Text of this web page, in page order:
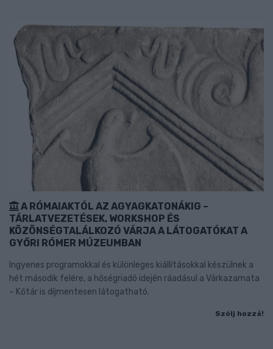
A RÓMAIAKTÓL AZ AGYAGKATONÁKIG –
TÁRLATVEZETÉSEK, WORKSHOP ÉS
KÖZÖNSÉGTALÁLKOZÓ VÁRJA A LÁTOGATÓKAT A
GYŐRI RÓMER MÚZEUMBAN
Ingyenes programokkal és különleges kiállításokkal készülnek a
hét második felére, a hőségriadó idején ráadásul a Várkazamata
– Kőtár is díjmentesen látogatható.
Szólj hozzá!